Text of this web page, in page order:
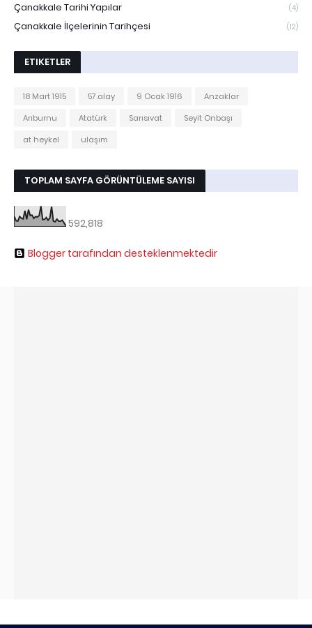
Çanakkale Tarihi Yapılar (4)
Çanakkale İlçelerinin Tarihçesi (12)
ETIKETLER
18 Mart 1915 57.alay 9 Ocak 1916
Anzaklar
Arıburnu
Atatürk Sarısıvat
Seyit Onbaşı
at heykel
ulaşım
TOPLAM SAYFA GÖRÜNTÜLEME SAYISI
592,818
Blogger tarafından desteklenmektedir